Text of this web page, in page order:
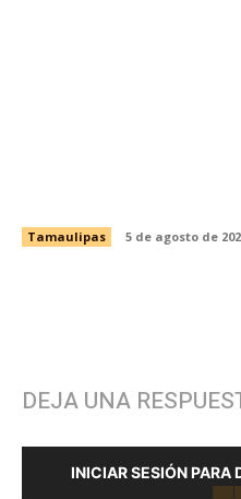
Tamaulipas 5 de agosto de
DEJA UNA
INICIAR SESIÓN PARA